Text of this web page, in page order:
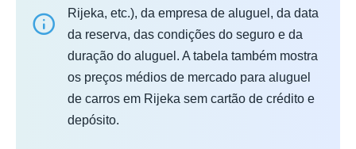
Rijeka, etc.), da empresa de aluguel, da data
da reserva, das condições do seguro e da
duração do aluguel. A tabela também mostra
os preços médios de mercado para aluguel
de carros em Rijeka sem cartão de crédito e
depósito.